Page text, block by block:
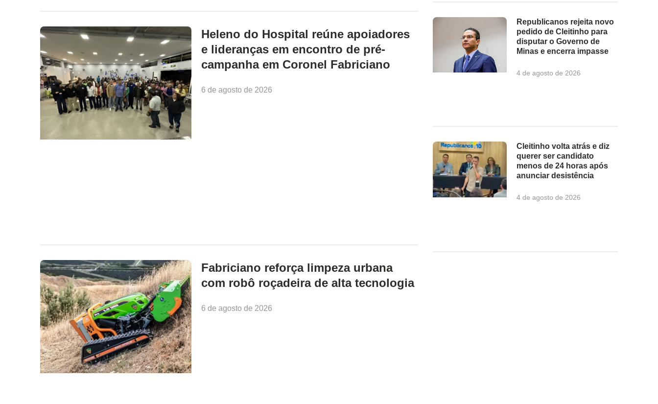
Heleno do Hospital reúne apoiadores
e lideranças em encontro de pré-
campanha em Coronel Fabriciano
6 de agosto de 2026
Fabriciano reforça limpeza urbana
com robô roçadeira de alta tecnologia
6 de agosto de 2026
Republicanos rejeita novo
pedido de Cleitinho para
disputar o Governo de
Minas e encerra impasse
4 de agosto de 2026
Cleitinho volta atrás e diz
querer ser candidato
menos de 24 horas após
anunciar desistência
4 de agosto de 2026